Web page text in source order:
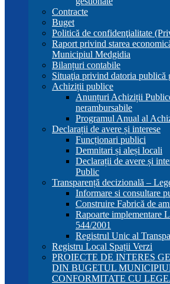
Contracte
Buget
Politică de confidenţialitate
Raport privind starea
Municipiul Medgidia
Bilanțuri contabile
Situaţia privind datoria publică
Achiziții publice
Anunțuri Achiziții
nerambursabile
Programul Anual al
Declarații de avere și interese
Funcționari publici
Demnitari și aleși locali
Declarații de avere și
Public
Transparență decizională –
Informare si consultare
Construire Fabrică de
Rapoarte implementare
544/2001
Registrul Unic al
Registru Local Spații Verzi
PROIECTE DE INTERES
DIN BUGETUL
CONFORMITATE CU